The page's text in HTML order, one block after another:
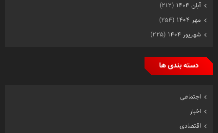
آبان ۱۴۰۴
(۲۱۲)
مهر ۱۴۰۴
(۲۵۴)
شهریور ۱۴۰۴
(۲۲۵)
دسته بندی ها
اجتماعی
اخبار
اقتصادی